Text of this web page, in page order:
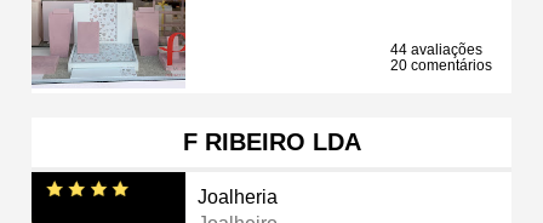
44 avaliações
20 comentários
F RIBEIRO LDA
Joalheria